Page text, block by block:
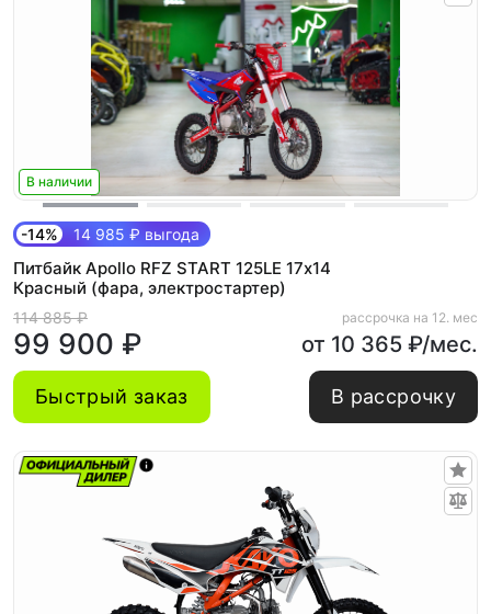
В наличии
-14% 14 985 ₽ выгода
Питбайк Apollo RFZ START 125LE 17х14
Красный (фара, электростартер)
114 885 ₽
99 900 ₽
рассрочка на 12. мес
от 10 365 ₽/мес.
Быстрый заказ В рассрочку